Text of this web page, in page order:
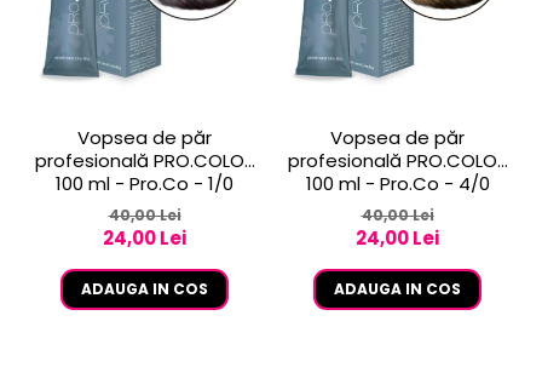
Vopsea de păr
profesională PRO.COLOR
100 ml - Pro.Co - 1/0
NEGRU
40,00 Lei
24,00 Lei
ADAUGA IN COS
Vopsea de păr
profesională PRO.COLOR
100 ml - Pro.Co - 4/0
CASTANIU NATURAL
40,00 Lei
24,00 Lei
ADAUGA IN COS